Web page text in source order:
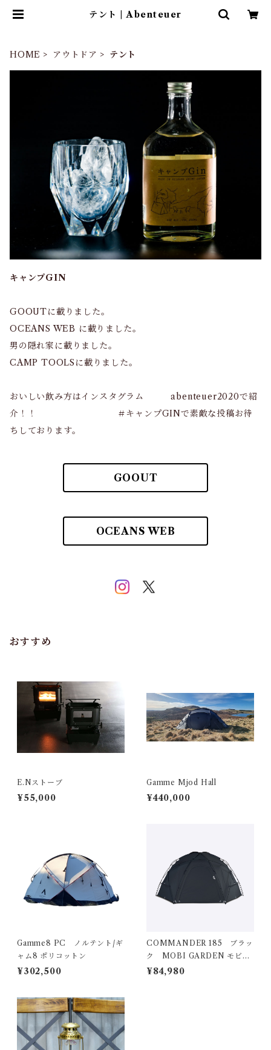
テント | Abenteuer
HOME アウトドア テント
キャンプGIN
GOOUTに載りました。
OCEANS WEB に載りました。
男の隠れ家に載りました。
CAMP TOOLSに載りました。
おいしい飲み方はインスタグラム abenteuer2020で紹
介！！ ＃キャンプGINで素敵な投稿お待
ちしております。
GOOUT
OCEANS WEB
おすすめ
E.Nストーブ
¥55,000
Gamme Mjod Hall
¥440,000
Gamme8 PC ノルテント/ギ
ャム8 ポリコットン
¥302,500
COMMANDER 185 ブラッ
ク MOBI GARDEN モビガ
ーデン
¥84,980